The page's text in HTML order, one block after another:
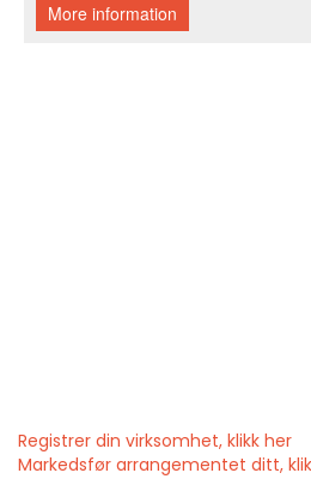
Registrer din virksomhet, klikk her
Markedsfør arrangementet ditt,